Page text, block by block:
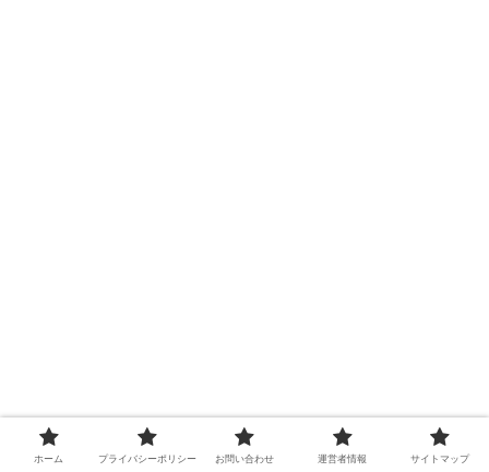
ホーム プライバシーポリシー お問い合わせ 運営者情報 サイトマップ